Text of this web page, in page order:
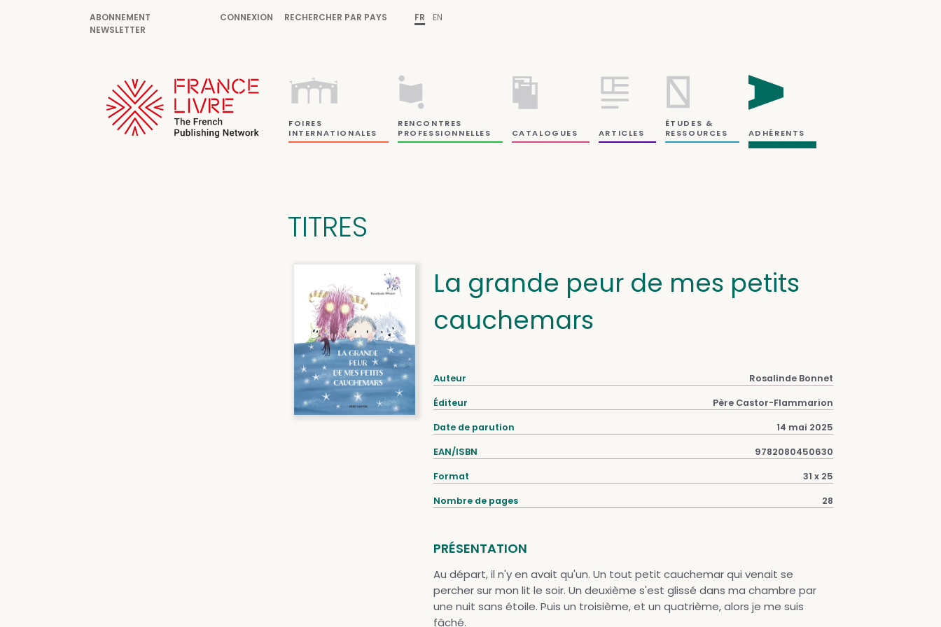
ABONNEMENT
NEWSLETTER
CONNEXION RECHERCHER PAR PAYS FR EN
FOIRES
INTERNATIONALES
RENCONTRES
PROFESSIONNELLES
CATALOGUES ARTICLES
ÉTUDES &
RESSOURCES
ADHÉRENTS
TITRES
La grande peur de mes petits
cauchemars
Auteur Rosalinde Bonnet
Éditeur Père Castor-Flammarion
Date de parution 14 mai 2025
EAN/ISBN 9782080450630
Format 31 x 25
Nombre de pages 28
PRÉSENTATION
Au départ, il n'y en avait qu'un. Un tout petit cauchemar qui venait se
percher sur mon lit le soir. Un deuxième s'est glissé dans ma chambre par
une nuit sans étoile. Puis un troisième, et un quatrième, alors je me suis
fâché.